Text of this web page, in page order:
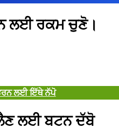
ਲਈ ਰਕਮ ਚੁਣੋ।
ਲਈ ਇੱਥੇ ਨੱਪੋ
ਲਈ ਬਟਨ ਦੱਬੋ